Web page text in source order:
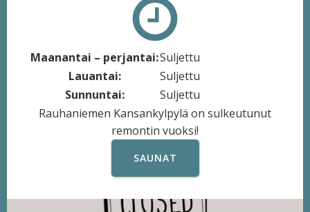
Maanantai – perjantai:Suljettu
Lauantai:
Suljettu
Sunnuntai:
Suljettu
Rauhaniemen Kansankylpylä on sulkeutunut
remontin vuoksi!
SAUNAT